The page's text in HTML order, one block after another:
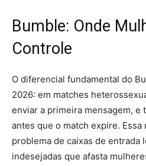
Bumble: Onde
Controle
O diferencial fundamental do
2026: em matches
enviar a primeira mensagem, e
antes que o match expire. Essa
problema de caixas de entrada
indesejadas que afasta